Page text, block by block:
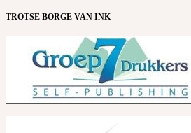
TROTSE BORGE VAN INK